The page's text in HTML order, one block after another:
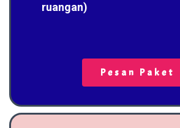
ruangan)
Pesan Paket